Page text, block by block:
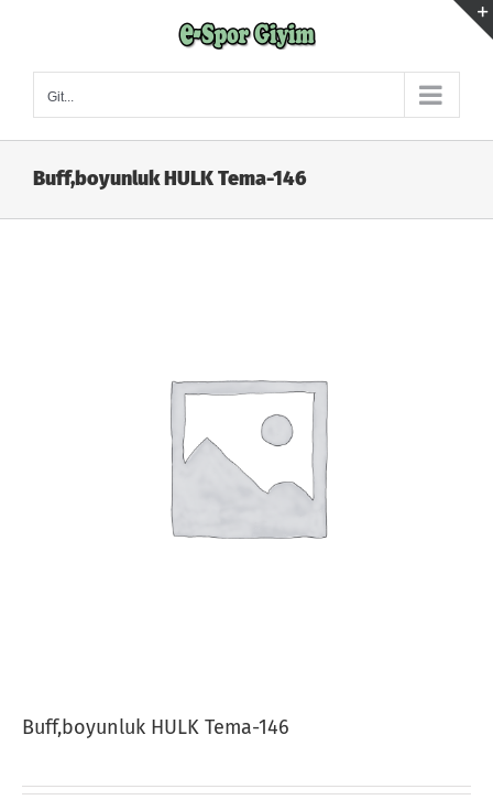
Git...
Buff,boyunluk HULK Tema-146
Buff,boyunluk HULK Tema-146